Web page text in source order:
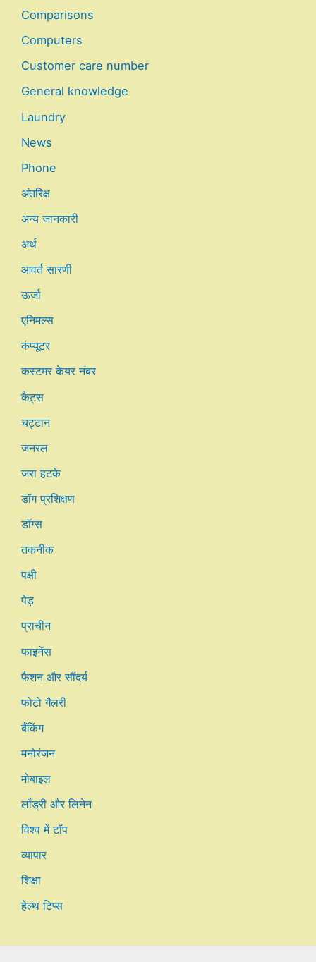
Comparisons
Computers
Customer care number
General knowledge
Laundry
News
Phone
अंतरिक्ष
अन्य जानकारी
अर्थ
आवर्त सारणी
ऊर्जा
एनिमल्स
कंप्यूटर
कस्टमर केयर नंबर
कैट्स
चट्टान
जनरल
जरा हटके
डॉग प्रशिक्षण
डॉग्स
तकनीक
पक्षी
पेड़
प्राचीन
फाइनेंस
फैशन और सौंदर्य
फोटो गैलरी
बैंकिंग
मनोरंजन
मोबाइल
लाँड्री और लिनेन
विश्व में टॉप
व्यापार
शिक्षा
हेल्थ टिप्स